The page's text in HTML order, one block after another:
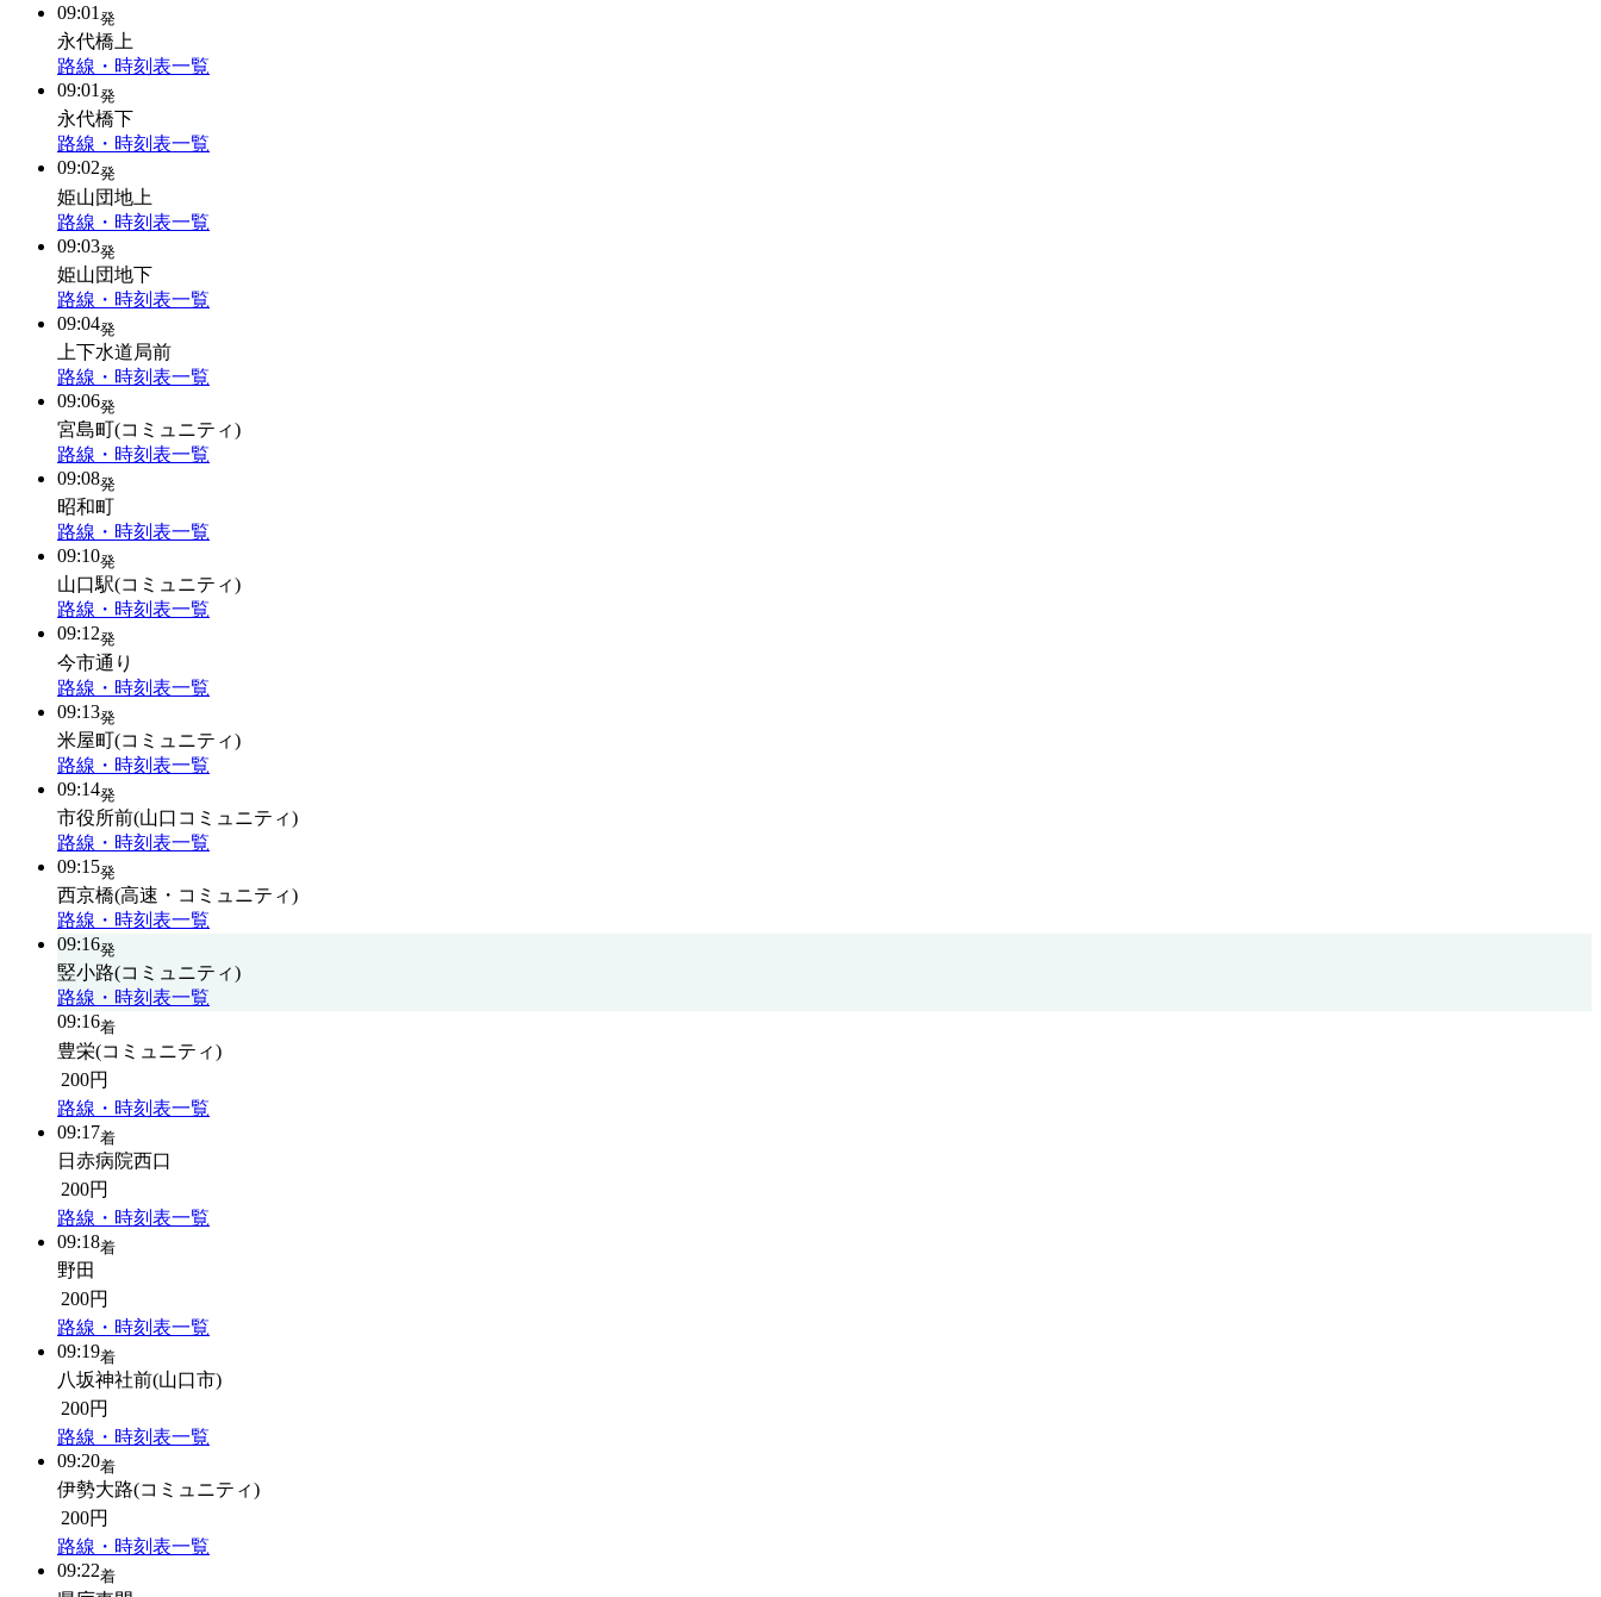
09:01 発
永代橋上
路線・時刻表一覧
09:01 発
永代橋下
路線・時刻表一覧
09:02発
姫山団地上
路線・時刻表一覧
09:03発
姫山団地下
路線・時刻表一覧
09:04発
上下水道局前
路線・時刻表一覧
09:06発
宮島町(コミュニティ)
路線・時刻表一覧
09:08発
昭和町
路線・時刻表一覧
09:10発
山口駅(コミュニティ)
路線・時刻表一覧
09:12発
今市通り
路線・時刻表一覧
09:13発
米屋町(コミュニティ)
路線・時刻表一覧
09:14発
市役所前(山口コミュニティ)
路線・時刻表一覧
09:15発
西京橋(高速・コミュニティ)
路線・時刻表一覧
09:16発
竪小路(コミュニティ)
路線・時刻表一覧
09:16着
豊栄(コミュニティ)
200円
路線・時刻表一覧
09:17着
日赤病院西口
200円
路線・時刻表一覧
09:18着
野田
200円
路線・時刻表一覧
09:19着
八坂神社前(山口市)
200円
路線・時刻表一覧
09:20着
伊勢大路(コミュニティ)
200円
路線・時刻表一覧
09:22着